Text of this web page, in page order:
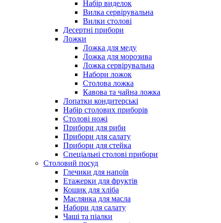
Набір виделок
Вилка сервірувальна
Вилки столові
Десертні прибори
Ложки
Ложка для меду
Ложка для морозива
Ложка сервірувальна
Набори ложок
Столова ложка
Кавова та чайна ложка
Лопатки кондитерські
Набір столових приборів
Столові ножі
Прибори для риби
Прибори для салату
Прибори для стейка
Спеціальні столові прибори
Столовий посуд
Глечики для напоїв
Етажерки для фруктів
Кошик для хліба
Маслянка для масла
Набори для салату
Чаші та піалки